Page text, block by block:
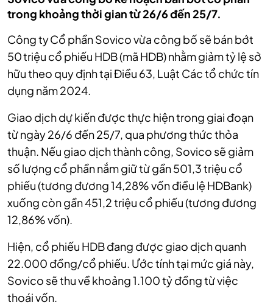
trong khoảng thời gian từ 26/6 đến 25/7.
Công ty Cổ phần Sovico vừa công bố sẽ bán bớt
50 triệu cổ phiếu HDB (mã HDB)nhằm giảm tỷ lệ sở
hữu theo quy định tại Điều 63, Luật Các tổ chức tín
dụng năm 2024.
Giao dịch dự kiến được thực hiện trong giai đoạn
từ ngày 26/6 đến 25/7, qua phương thức thỏa
thuận. Nếu giao dịch thành công, Sovico sẽ giảm
số lượng cổ phần nắm giữ từ gần 501,3 triệu cổ
phiếu (tương đương 14,28% vốn điều lệ HDBank)
xuống còn gần 451,2 triệu cổ phiếu (tương đương
12,86% vốn).
Hiện, cổ phiếu HDB đang được giao dịch quanh
22.000 đồng/cổ phiếu. Ước tính tại mức giá này,
Sovico sẽ thu về khoảng 1.100 tỷ đồng từ việc
thoái vốn.